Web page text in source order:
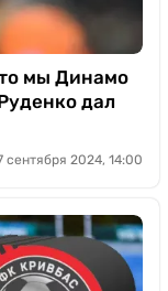
мы Динамо
дал
сентября 2024, 14:00